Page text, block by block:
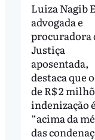
Luiza Nagib
advogada e
procuradora
Justiça
aposentada,
destaca que
de R$ 2
indenização é
“acima da
das